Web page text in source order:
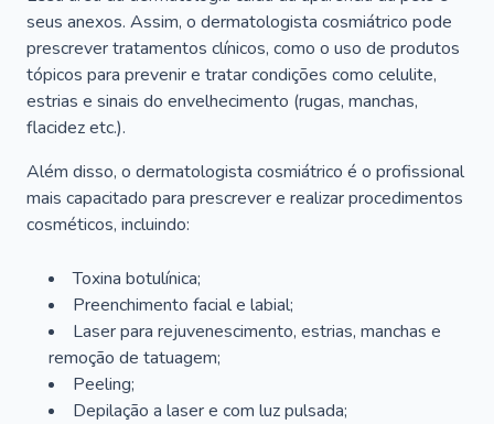
seus anexos. Assim, o dermatologista cosmiátrico pode
prescrever tratamentos clínicos, como o uso de produtos
tópicos para prevenir e tratar condições como celulite,
estrias e sinais do envelhecimento (rugas, manchas,
flacidez etc.).
Além disso, o dermatologista cosmiátrico é o profissional
mais capacitado para prescrever e realizar procedimentos
cosméticos, incluindo:
Toxina botulínica;
Preenchimento facial e labial;
Laser para rejuvenescimento, estrias, manchas e
remoção de tatuagem;
Peeling;
Depilação a laser e com luz pulsada;